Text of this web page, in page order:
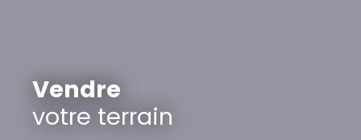
Vendre
votre terrain